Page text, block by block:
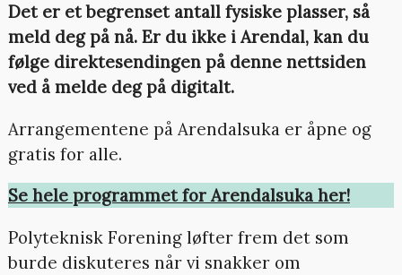
Det er et begrenset antall fysiske plasser, så
meld deg på nå. Er du ikke i Arendal, kan du
følge direktesendingen på denne nettsiden
ved å melde deg på digitalt.
Arrangementene på Arendalsuka er åpne og
gratis for alle.
Se hele programmet for Arendalsuka her!
Polyteknisk Forening løfter frem det som
burde diskuteres når vi snakker om